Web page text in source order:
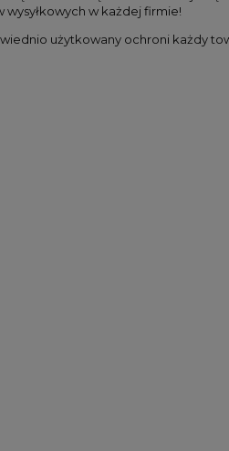
w każdej firmie!
użytkowany ochroni każdy